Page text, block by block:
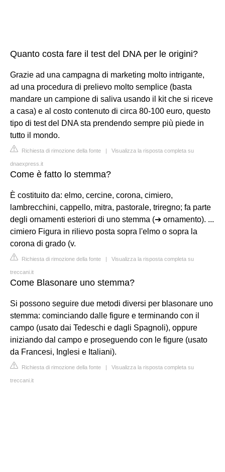
Quanto costa fare il test del DNA per le origini?
Grazie ad una campagna di marketing molto intrigante,
ad una procedura di prelievo molto semplice (basta
mandare un campione di saliva usando il kit che si riceve
a casa) e al costo contenuto di circa 80-100 euro, questo
tipo di test del DNA sta prendendo sempre più piede in
tutto il mondo.
Richiesta di rimozione della fonte | Visualizza la risposta completa su
dnaexpress.it
Come è fatto lo stemma?
È costituito da: elmo, cercine, corona, cimiero,
lambrecchini, cappello, mitra, pastorale, triregno; fa parte
degli ornamenti esteriori di uno stemma (➔ ornamento). ...
cimiero Figura in rilievo posta sopra l'elmo o sopra la
corona di grado (v.
Richiesta di rimozione della fonte | Visualizza la risposta completa su
treccani.it
Come Blasonare uno stemma?
Si possono seguire due metodi diversi per blasonare uno
stemma: cominciando dalle figure e terminando con il
campo (usato dai Tedeschi e dagli Spagnoli), oppure
iniziando dal campo e proseguendo con le figure (usato
da Francesi, Inglesi e Italiani).
Richiesta di rimozione della fonte | Visualizza la risposta completa su
treccani.it